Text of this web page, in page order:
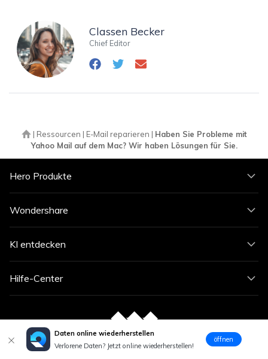
Classen Becker
Chief Editor
| Ressourcen | E-Mail reparieren | Haben Sie Probleme mit
Yahoo Mail auf dem Mac? Wir haben Lösungen für Sie.
Hero Produkte
Wondershare
KI entdecken
Hilfe-Center
Daten online wiederherstellen
Verlorene Daten? Jetzt online wiederherstellen!
öffnen